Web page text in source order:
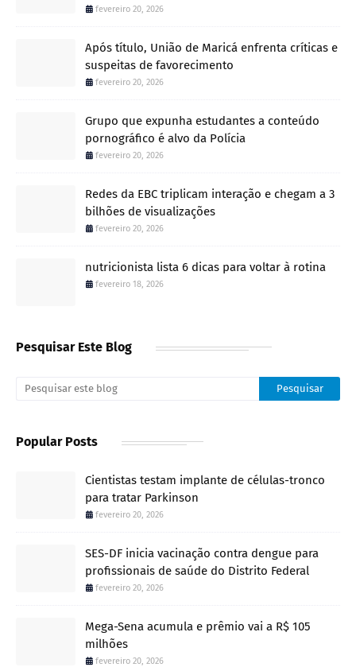
fevereiro 20, 2026
Após título, União de Maricá enfrenta críticas e
suspeitas de favorecimento
fevereiro 20, 2026
Grupo que expunha estudantes a conteúdo
pornográfico é alvo da Polícia
fevereiro 20, 2026
Redes da EBC triplicam interação e chegam a 3
bilhões de visualizações
fevereiro 20, 2026
nutricionista lista 6 dicas para voltar à rotina
fevereiro 18, 2026
Pesquisar Este Blog
Popular Posts
Cientistas testam implante de células-tronco
para tratar Parkinson
fevereiro 20, 2026
SES-DF inicia vacinação contra dengue para
profissionais de saúde do Distrito Federal
fevereiro 20, 2026
Mega-Sena acumula e prêmio vai a R$ 105
milhões
fevereiro 20, 2026